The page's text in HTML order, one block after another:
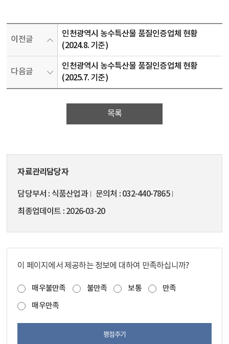
이전글
인천광역시 농수특산물 품질인증업체 현황
(2024.8. 기준)
다음글
인천광역시 농수특산물 품질인증업체 현황
(2025.7. 기준)
목록
자료관리담당자
담당부서 식품산업과 문의처
032-440-7865
최종업데이트
2026-03-20
이 페이지에서 제공하는 정보에 대하여 만족하십니까?
매우불만족 불만족 보통
만족
매우만족
평점주기